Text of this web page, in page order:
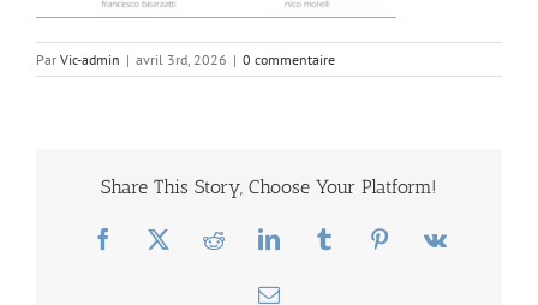
Par Vic-admin | avril 3rd, 2026 | 0 commentaire
Share This Story, Choose Your Platform!
Facebook
X RedditLinkedInTumblrPinterest
Vk